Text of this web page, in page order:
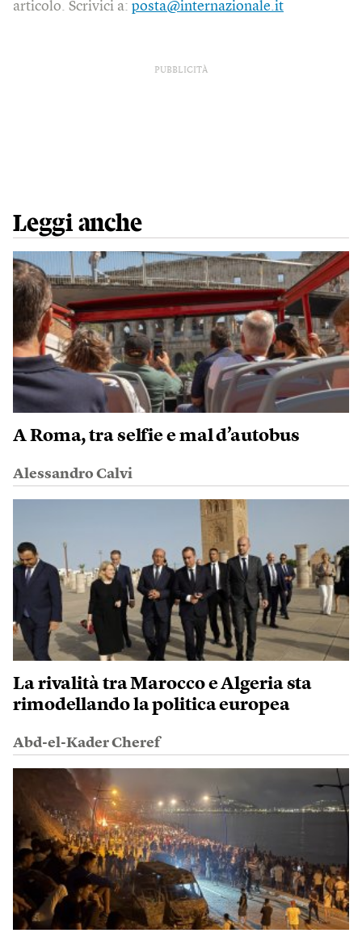
articolo. Scrivici a: posta@internazionale.it
PUBBLICITÀ
Leggi anche
A Roma, tra selfie e mal d’autobus
Alessandro Calvi
La rivalità tra Marocco e Algeria sta
rimodellando la politica europea
Abd-el-Kader Cheref